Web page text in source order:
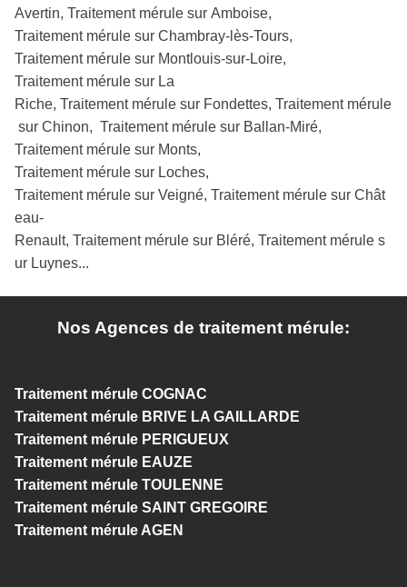
Avertin, Traitement mérule sur Amboise,
Traitement mérule sur Chambray-lès-Tours,
Traitement mérule sur Montlouis-sur-Loire,
Traitement mérule sur La
Riche, Traitement mérule sur Fondettes, Traitement mérule
sur Chinon, Traitement mérule sur Ballan-Miré,
Traitement mérule sur Monts,
Traitement mérule sur Loches,
Traitement mérule sur Veigné, Traitement mérule sur Chât
eau-
Renault, Traitement mérule sur Bléré, Traitement mérule s
ur Luynes...
Nos Agences de traitement mérule:
Traitement mérule COGNAC
Traitement mérule BRIVE LA GAILLARDE
Traitement mérule PERIGUEUX
Traitement mérule EAUZE
Traitement mérule TOULENNE
Traitement mérule SAINT GREGOIRE
Traitement mérule AGEN